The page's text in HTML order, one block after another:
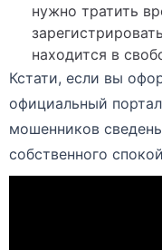
нужно тратить
находится в
Кстати, если вы
официальный
мошенников
собственного